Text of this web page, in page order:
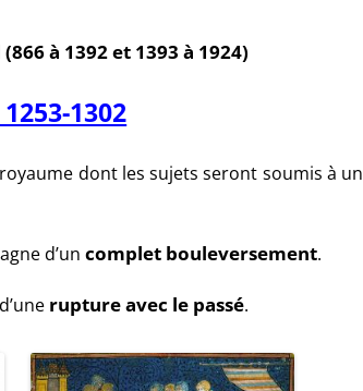
(866 à 1392 et 1393 à 1924)
1302
dont les sujets seront soumis à un
d’uncomplet bouleversement.
rupture avec le passé.